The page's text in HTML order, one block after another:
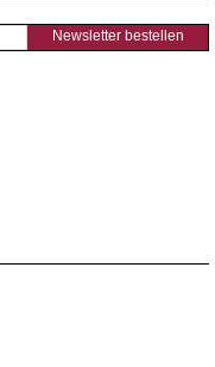
Newsletter bestellen